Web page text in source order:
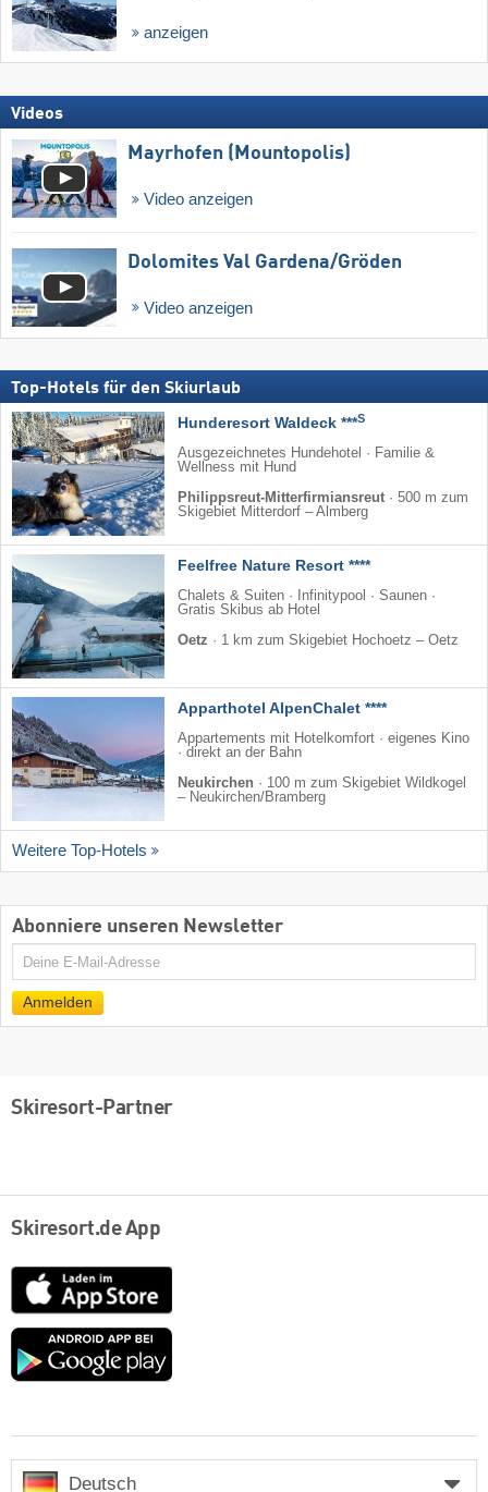
anzeigen
Videos
Mayrhofen (Mountopolis)
Video anzeigen
Dolomites Val Gardena/​Gröden
Video anzeigen
Top-Hotels für den Skiurlaub
Hunderesort Waldeck ***S
Ausgezeichnetes Hundehotel · Familie &
Wellness mit Hund
Philippsreut-Mitterfirmiansreut · 500 m zum
Skigebiet Mitterdorf – Almberg
Feelfree Nature Resort ****
Chalets & Suiten · Infinitypool · Saunen ·
Gratis Skibus ab Hotel
Oetz · 1 km zum Skigebiet Hochoetz – Oetz
Apparthotel AlpenChalet ****
Appartements mit Hotelkomfort · eigenes Kino
· direkt an der Bahn
Neukirchen · 100 m zum Skigebiet Wildkogel
– Neukirchen/​Bramberg
Weitere Top-Hotels
Abonniere unseren Newsletter
E-
Mail
Anmelden
Skiresort-Partner
Skiresort.de App
App
Store
Google
Deutsch